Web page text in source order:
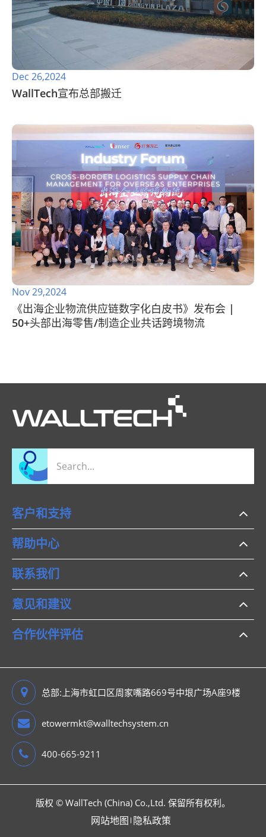
Dec 26,2024
WallTech宣布总部搬迁
Nov 29,2024
《出海企业物流供应链数字化白皮书》发布会 |
50+头部出海零售/制造企业共话跨境物流
客户和支持
帮助中心
联系我们
意见和建议
合作伙伴评估
总部:上海市虹口区周家嘴路669号中垠广场A座9楼
etowermkt@walltechsystem.cn
400-665-9211
版权 © WallTech (China) Co.,Ltd. 保留所有权利。
网站地图 隐私政策